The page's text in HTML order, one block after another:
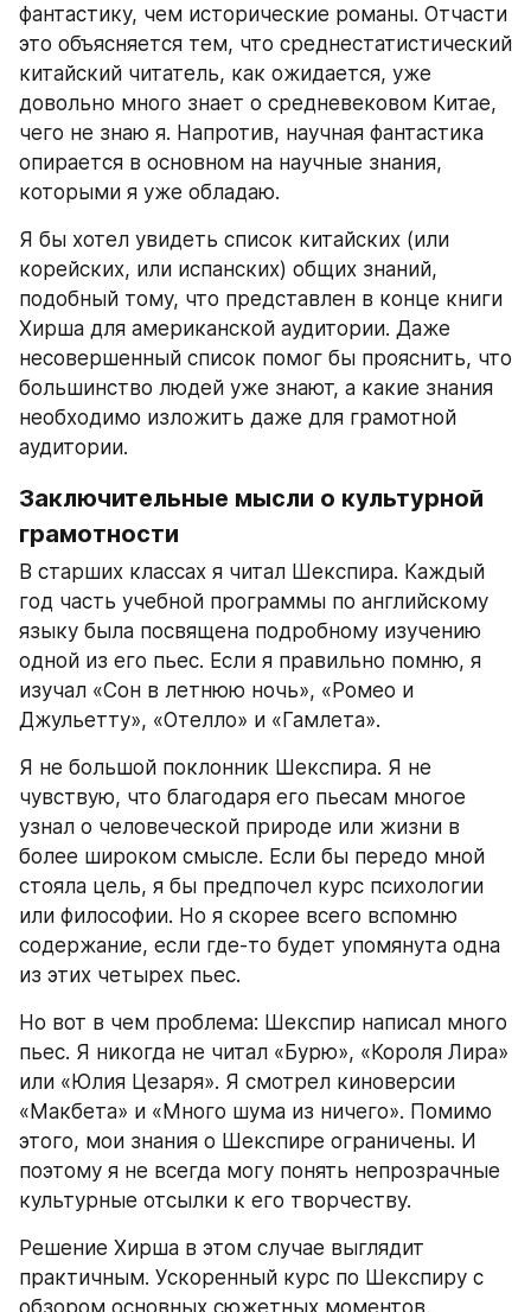
фантастику, чем исторические романы. Отчасти
это объясняется тем, что среднестатистический
китайский читатель, как ожидается, уже
довольно много знает о средневековом Китае,
чего не знаю я. Напротив, научная фантастика
опирается в основном на научные знания,
которыми я уже обладаю.
Я бы хотел увидеть список китайских (или
корейских, или испанских) общих знаний,
подобный тому, что представлен в конце книги
Хирша для американской аудитории. Даже
несовершенный список помог бы прояснить, что
большинство людей уже знают, а какие знания
необходимо изложить даже для грамотной
аудитории.
Заключительные мысли о культурной
грамотности
В старших классах я читал Шекспира. Каждый
год часть учебной программы по английскому
языку была посвящена подробному изучению
одной из его пьес. Если я правильно помню, я
изучал «Сон в летнюю ночь», «Ромео и
Джульетту», «Отелло» и «Гамлета».
Я не большой поклонник Шекспира. Я не
чувствую, что благодаря его пьесам многое
узнал о человеческой природе или жизни в
более широком смысле. Если бы передо мной
стояла цель, я бы предпочел курс психологии
или философии. Но я скорее всего вспомню
содержание, если где-то будет упомянута одна
из этих четырех пьес.
Но вот в чем проблема: Шекспир написал много
пьес. Я никогда не читал «Бурю», «Короля Лира»
или «Юлия Цезаря». Я смотрел киноверсии
«Макбета» и «Много шума из ничего». Помимо
этого, мои знания о Шекспире ограничены. И
поэтому я не всегда могу понять непрозрачные
культурные отсылки к его творчеству.
Решение Хирша в этом случае выглядит
практичным. Ускоренный курс по Шекспиру с
обзором основных сюжетных моментов,